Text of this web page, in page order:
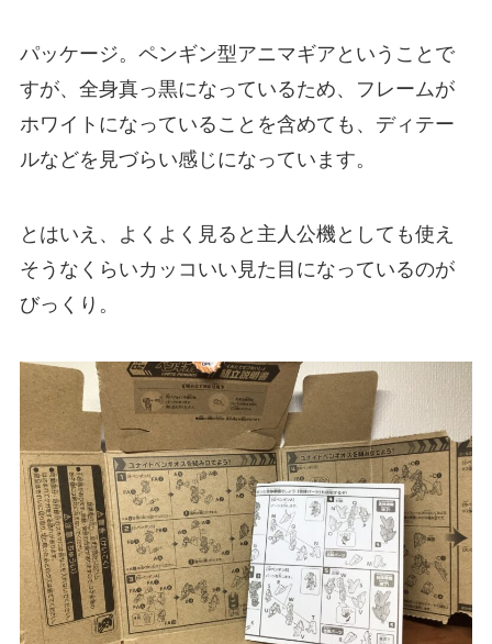
パッケージ。ペンギン型アニマギアということで
すが、全身真っ黒になっているため、フレームが
ホワイトになっていることを含めても、ディテー
ルなどを見づらい感じになっています。
とはいえ、よくよく見ると主人公機としても使え
そうなくらいカッコいい見た目になっているのが
びっくり。